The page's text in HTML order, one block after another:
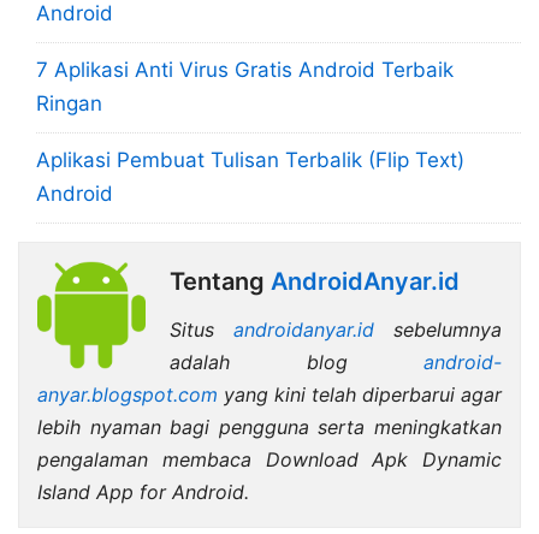
Android
7 Aplikasi Anti Virus Gratis Android Terbaik
Ringan
Aplikasi Pembuat Tulisan Terbalik (Flip Text)
Android
Tentang AndroidAnyar.id
Situs androidanyar.id sebelumnya
adalah blog android-
anyar.blogspot.com yang kini telah diperbarui agar
lebih nyaman bagi pengguna serta meningkatkan
pengalaman membaca Download Apk Dynamic
Island App for Android.